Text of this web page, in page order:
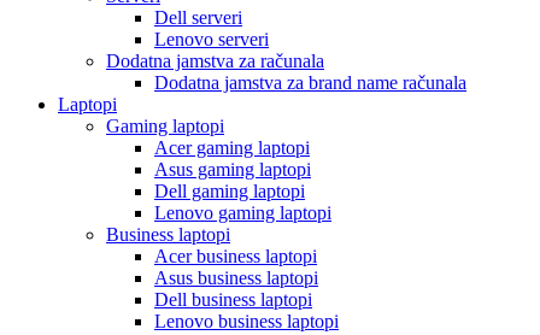
Dell serveri
Lenovo serveri
Dodatna jamstva za računala
Dodatna jamstva za brand name računala
Laptopi
Gaming laptopi
Acer gaming laptopi
Asus gaming laptopi
Dell gaming laptopi
Lenovo gaming laptopi
Business laptopi
Acer business laptopi
Asus business laptopi
Dell business laptopi
Lenovo business laptopi